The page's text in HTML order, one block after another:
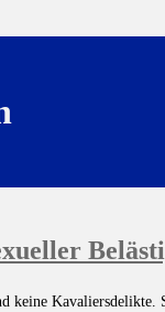
keine